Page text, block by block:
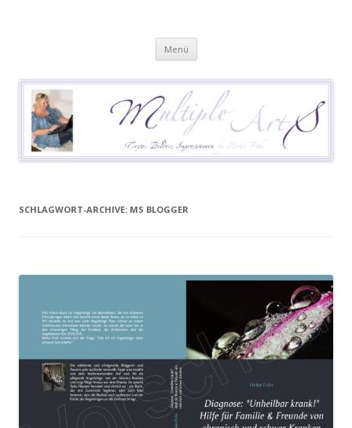
Menü Springe
Inhalt
SCHLAGWORT-ARCHIVE: MS BLOGGER